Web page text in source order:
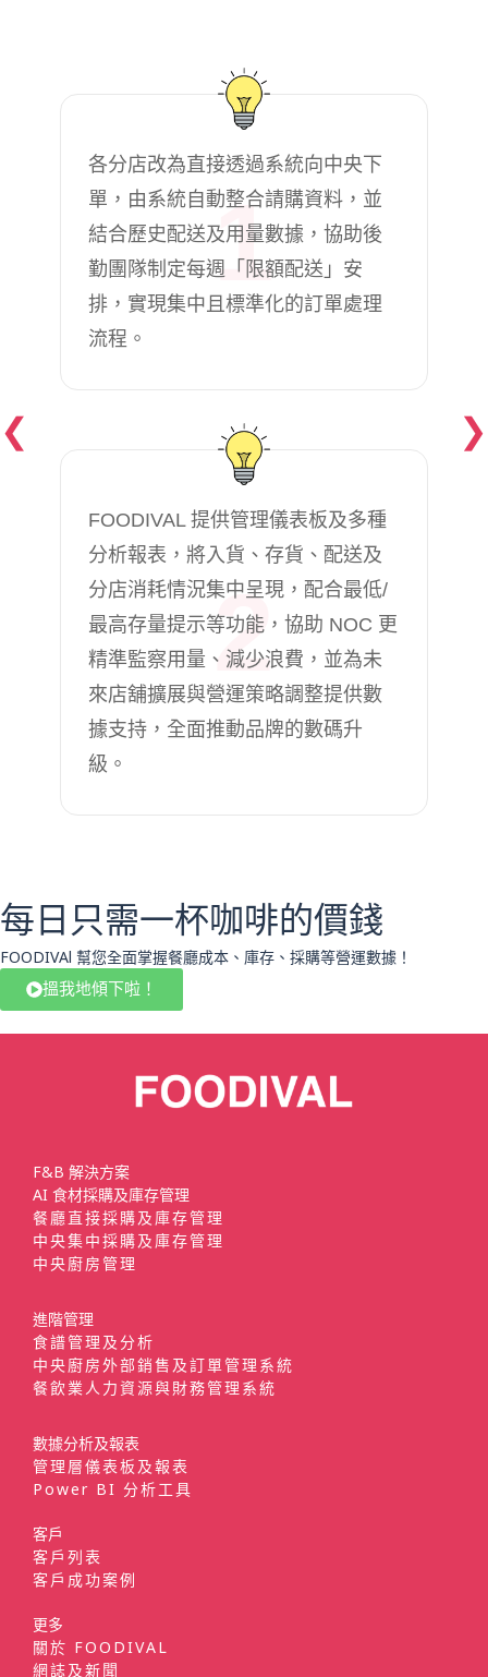
❮ ❯
各分店改為直接透過系統向中央下
單，由系統自動整合請購資料，並
結合歷史配送及用量數據，協助後
勤團隊制定每週「限額配送」安
排，實現集中且標準化的訂單處理
流程。
1
FOODIVAL 提供管理儀表板及多種
分析報表，將入貨、存貨、配送及
分店消耗情況集中呈現，配合最低/
最高存量提示等功能，協助 NOC 更
精準監察用量、減少浪費，並為未
來店舖擴展與營運策略調整提供數
據支持，全面推動品牌的數碼升
級。
2
每日只需一杯咖啡的價錢
FOODIVAl 幫您全面掌握餐廳成本、庫存、採購等營運數據！
搵我地傾下啦！
F&B 解決方案
AI 食材採購及庫存管理
餐廳直接採購及庫存管理
中央集中採購及庫存管理
中央廚房管理
進階管理
食譜管理及分析
中央廚房外部銷售及訂單管理系統
餐飲業人力資源與財務管理系統
數據分析及報表
管理層儀表板及報表
Power BI 分析工具
客戶
客戶列表
客戶成功案例
更多
關於 FOODIVAL
網誌及新聞